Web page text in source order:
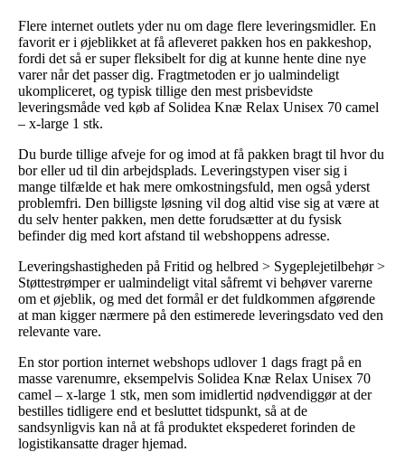
Flere internet outlets yder nu om dage flere leveringsmidler. En
favorit er i øjeblikket at få afleveret pakken hos en pakkeshop,
fordi det så er super fleksibelt for dig at kunne hente dine nye
varer når det passer dig. Fragtmetoden er jo ualmindeligt
ukompliceret, og typisk tillige den mest prisbevidste
leveringsmåde ved køb af Solidea Knæ Relax Unisex 70 camel
– x-large 1 stk.
Du burde tillige afveje for og imod at få pakken bragt til hvor du
bor eller ud til din arbejdsplads. Leveringstypen viser sig i
mange tilfælde et hak mere omkostningsfuld, men også yderst
problemfri. Den billigste løsning vil dog altid vise sig at være at
du selv henter pakken, men dette forudsætter at du fysisk
befinder dig med kort afstand til webshoppens adresse.
Leveringshastigheden på Fritid og helbred > Sygeplejetilbehør >
Støttestrømper er ualmindeligt vital såfremt vi behøver varerne
om et øjeblik, og med det formål er det fuldkommen afgørende
at man kigger nærmere på den estimerede leveringsdato ved den
relevante vare.
En stor portion internet webshops udlover 1 dags fragt på en
masse varenumre, eksempelvis Solidea Knæ Relax Unisex 70
camel – x-large 1 stk, men som imidlertid nødvendiggør at der
bestilles tidligere end et besluttet tidspunkt, så at de
sandsynligvis kan nå at få produktet ekspederet forinden de
logistikansatte drager hjemad.